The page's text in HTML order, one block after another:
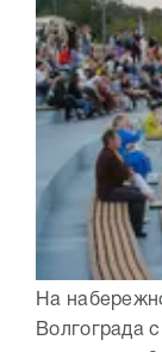
На
Волгограда